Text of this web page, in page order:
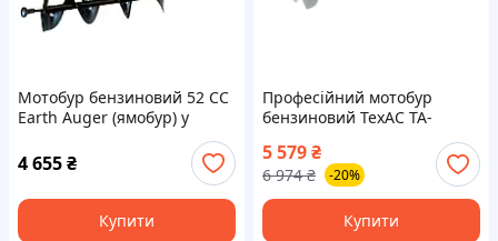
Мотобур бензиновий 52 СС
Earth Auger (ямобур) у
буром і набором
інструментів OM227
4 655₴
Купити
Професійний мотобур
бензиновий ТехАС TA-
GA1900)
5 579₴
6 974 ₴ -20%
Купити